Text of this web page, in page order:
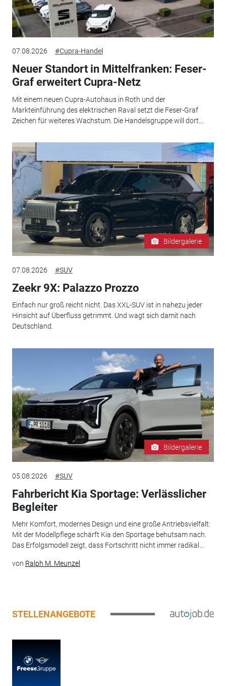
07.08.2026 #Cupra-Handel
Neuer Standort in Mittelfranken: Feser-
Graf erweitert Cupra-Netz
Mit einem neuen Cupra-Autohaus in Roth und der
Markteinführung des elektrischen Raval setzt die Feser-Graf
Zeichen für weiteres Wachstum. Die Handelsgruppe will dort...
Bildergalerie
07.08.2026 #SUV
Zeekr 9X: Palazzo Prozzo
Einfach nur groß reicht nicht. Das XXL-SUV ist in nahezu jeder
Hinsicht auf Überfluss getrimmt. Und wagt sich damit nach
Deutschland.
Bildergalerie
05.08.2026 #SUV
Fahrbericht Kia Sportage: Verlässlicher
Begleiter
Mehr Komfort, modernes Design und eine große Antriebsvielfalt:
Mit der Modellpflege schärft Kia den Sportage behutsam nach.
Das Erfolgsmodell zeigt, dass Fortschritt nicht immer radikal...
von Ralph M. Meunzel
STELLENANGEBOTE